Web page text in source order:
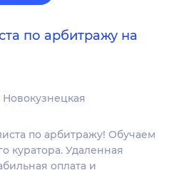
по арбитражу на
Новокузнецкая
по арбитражу! Обучаем
куратора. Удаленная
оплата и